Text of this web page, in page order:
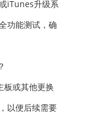
iTunes升级系
功能测试，确
板或其他更换
以便后续需要